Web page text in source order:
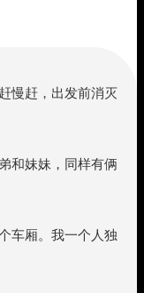
慢赶，出发前消灭
和妹妹，同样有俩
车厢。我一个人独